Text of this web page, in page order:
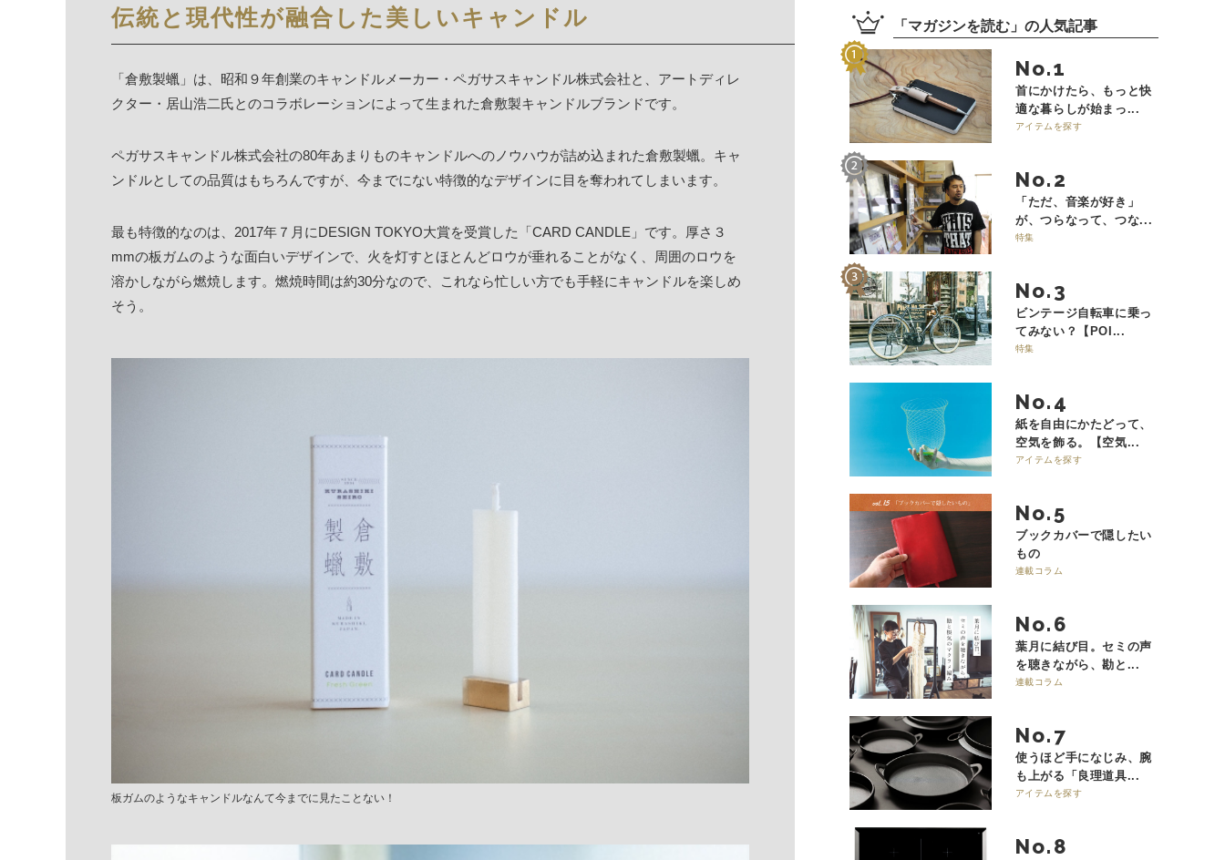
伝統と現代性が融合した美しいキャンドル
「倉敷製蠟 」は、昭和９年創業のキャンドルメーカー・ペガサスキャンドル株式会社と、アートディレ
クター・居山浩二氏とのコラボレーションによって生まれた倉敷製キャンドルブランドです。
ペガサスキャンドル株式会社の80年あまりものキャンドルへのノウハウが詰め込まれた倉敷製蠟 。キャ
ンドルとしての品質はもちろんですが、今までにない特徴的なデザインに目を奪われてしまいます。
最も特徴的なのは、2017年７月にDESIGN TOKYO大賞を受賞した「CARD CANDLE」です。厚さ３
mmの板ガムのような面白いデザインで、火を灯すとほとんどロウが垂れることがなく、周囲のロウを
溶かしながら燃焼します。燃焼時間は約30分なので、これなら忙しい方でも手軽にキャンドルを楽しめ
そう。
板ガムのようなキャンドルなんて今までに見たことない！
「 マガジンを読む 」の人気記事
No.
首にかけたら、もっと快
適な暮らしが始まっ...
アイテムを探す
No.
「ただ、音楽が好き」
が、つらなって、つな...
特集
No.
ビンテージ自転車に乗っ
てみない？【POI...
特集
No.
紙を自由にかたどって、
空気を飾る。【空気...
アイテムを探す
No.
ブックカバーで隠したい
もの
連載コラム
No.
葉月に結び目。セミの声
を聴きながら、勘と...
連載コラム
No.
使うほど手になじみ、腕
も上がる「良理道具...
アイテムを探す
No.